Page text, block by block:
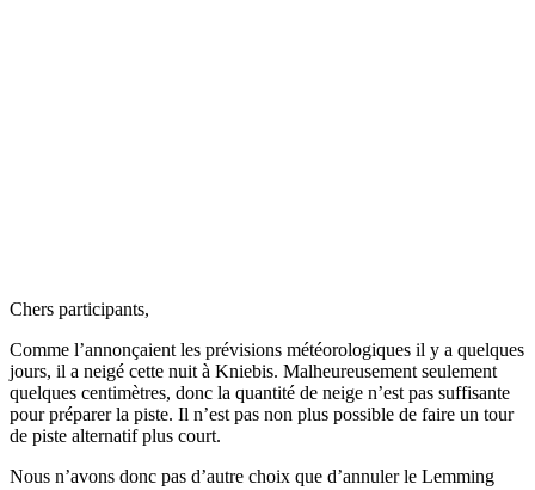
Chers participants,
Comme l’annonçaient les prévisions météorologiques il y a quelques
jours, il a neigé cette nuit à Kniebis. Malheureusement seulement
quelques centimètres, donc la quantité de neige n’est pas suffisante
pour préparer la piste. Il n’est pas non plus possible de faire un tour
de piste alternatif plus court.
Nous n’avons donc pas d’autre choix que d’annuler le Lemming